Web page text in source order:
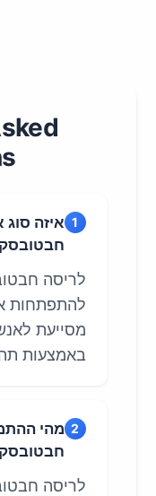
1 איזה סוג
לריסה
להתפתחות
מסייעת
באמצעות
2 מהי
לריסה